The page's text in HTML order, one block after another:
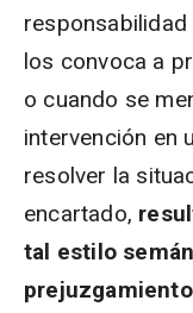
los convoca a
o cuando se
intervención en
resolver la
encartado,
tal estilo